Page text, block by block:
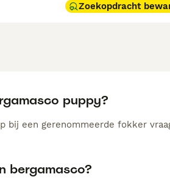
Zoekopdracht
puppy?
bij een gerenommeerde fokker
bergamasco?